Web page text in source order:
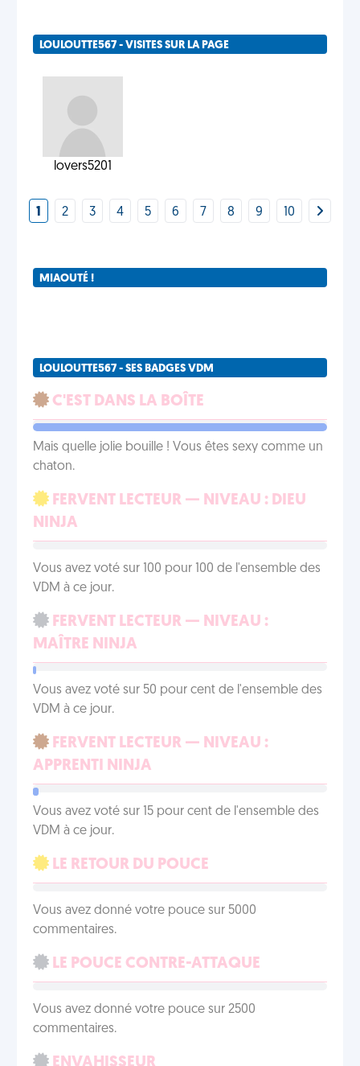
LOULOUTTE567 - VISITES SUR LA PAGE
lovers5201
1 2 3 4 5 6 7 8 9 10
MIAOUTÉ !
LOULOUTTE567 - SES BADGES VDM
C'EST DANS LA BOÎTE
Mais quelle jolie bouille ! Vous êtes sexy comme un
chaton.
FERVENT LECTEUR — NIVEAU : DIEU
NINJA
Vous avez voté sur 100 pour 100 de l'ensemble des
VDM à ce jour.
FERVENT LECTEUR — NIVEAU :
MAÎTRE NINJA
Vous avez voté sur 50 pour cent de l'ensemble des
VDM à ce jour.
FERVENT LECTEUR — NIVEAU :
APPRENTI NINJA
Vous avez voté sur 15 pour cent de l'ensemble des
VDM à ce jour.
LE RETOUR DU POUCE
Vous avez donné votre pouce sur 5000
commentaires.
LE POUCE CONTRE-ATTAQUE
Vous avez donné votre pouce sur 2500
commentaires.
ENVAHISSEUR